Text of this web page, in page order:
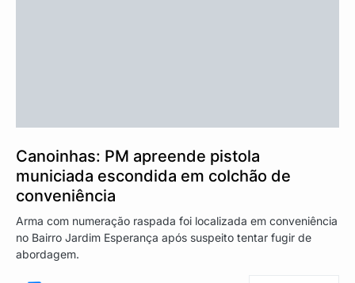
Canoinhas: PM apreende pistola
municiada escondida em colchão de
conveniência
Arma com numeração raspada foi localizada em conveniência
no Bairro Jardim Esperança após suspeito tentar fugir de
abordagem.